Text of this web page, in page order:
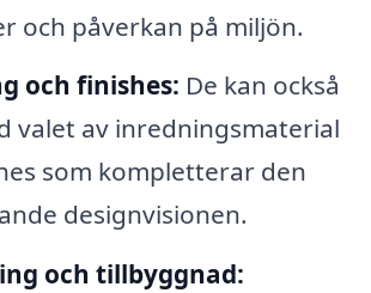
och påverkan på miljön.
och finishes: De kan också
valet av inredningsmaterial
som kompletterar den
designvisionen.
och tillbyggnad: